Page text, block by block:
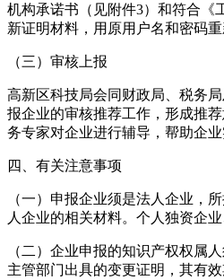
机构承诺书（见附件3）和符合《
新证明材料，用原用户名和密码重
（三）审核上报
高新区科技局会同财政局、税务
报企业的审核推荐工作，形成推
务专家对企业进行辅导，帮助企
四、有关注意事项
（一）申报企业须是法人企业，
人企业的相关材料。个人独资企
（二）企业申报的知识产权权属
主管部门出具的变更证明，其有